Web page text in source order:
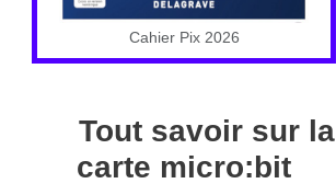
Cahier Pix 2026
Tout savoir sur la
carte micro:bit